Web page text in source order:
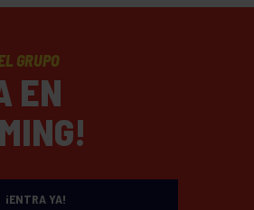
GRUPO
EN
¡ENTRA YA!